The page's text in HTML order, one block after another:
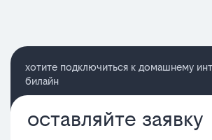
хотите подключиться к домашнему
билайн
оставляйте заявку